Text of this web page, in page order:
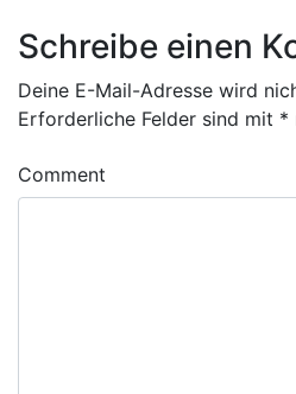
Schreibe einen
Deine E-Mail-Adresse wird
Erforderliche Felder sind mit *
Comment